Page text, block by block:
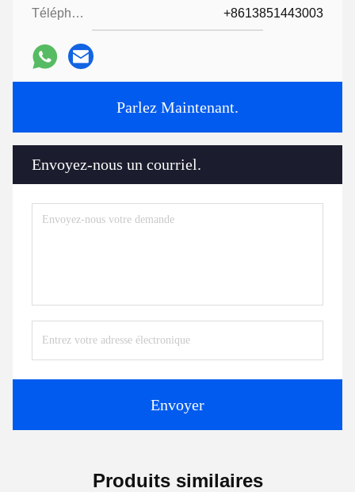
Téléphone: +8613851443003
Parlez Maintenant.
Envoyez-nous un courriel.
Envoyer
Produits similaires